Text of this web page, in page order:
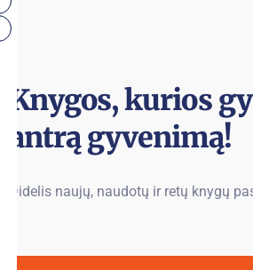
Knygos, kurios
antrą gyvenimą!
Didelis naujų, naudotų ir retų knygų